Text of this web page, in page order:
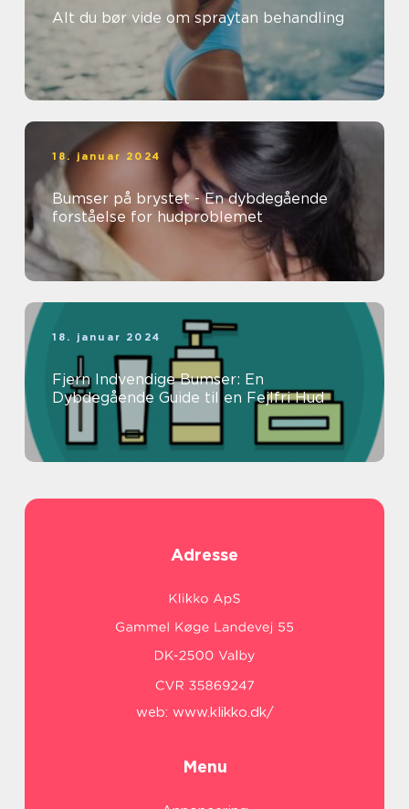
Alt du bør vide om spraytan behandling
18. januar 2024
Bumser på brystet - En dybdegående
forståelse for hudproblemet
18. januar 2024
Fjern Indvendige Bumser: En
Dybdegående Guide til en Fejlfri Hud
Adresse
web: www.klikko.dk/
Menu